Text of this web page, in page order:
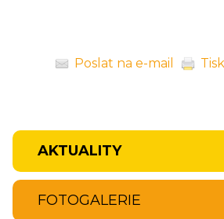
Poslat na e-mail
AKTUALITY
FOTOGALERIE